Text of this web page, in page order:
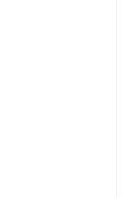
для
с кастрюлей,
детской площадке,
будет интересна